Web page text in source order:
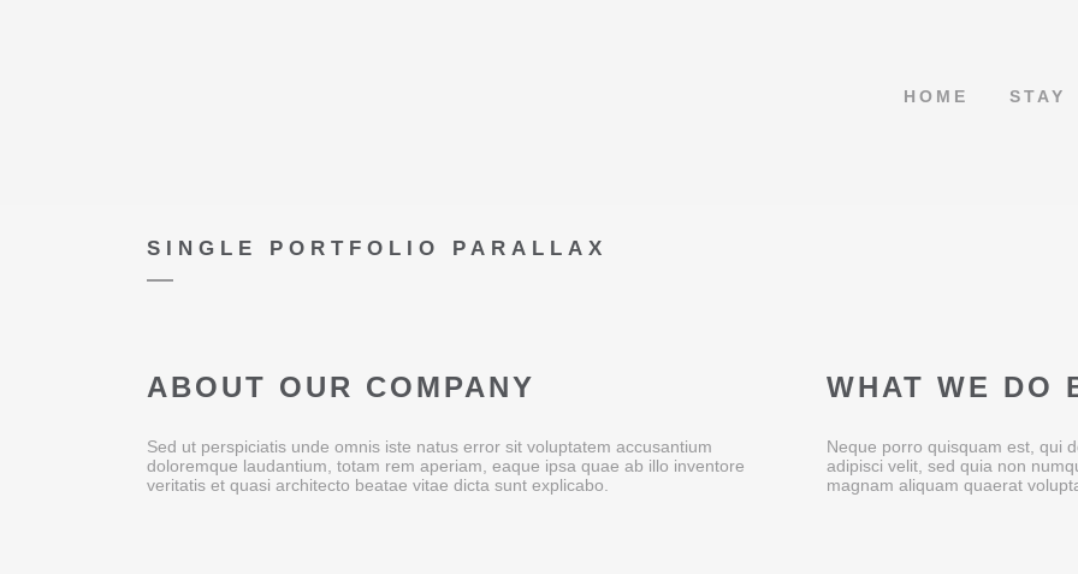
HOME STAY
SINGLE PORTFOLIO PARALLAX
ABOUT OUR COMPANY
Sed ut perspiciatis unde omnis iste natus error sit voluptatem accusantium
doloremque laudantium, totam rem aperiam, eaque ipsa quae ab illo inventore
veritatis et quasi architecto beatae vitae dicta sunt explicabo.
WHAT WE DO
Neque porro quisquam est, qui
adipisci velit, sed quia non
magnam aliquam quaerat